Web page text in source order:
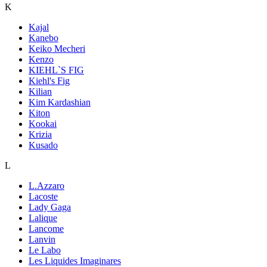
K
Kajal
Kanebo
Keiko Mecheri
Kenzo
KIEHL`S FIG
Kiehl's Fig
Kilian
Kim Kardashian
Kiton
Kookai
Krizia
Kusado
L
L.Azzaro
Lacoste
Lady Gaga
Lalique
Lancome
Lanvin
Le Labo
Les Liquides Imaginares